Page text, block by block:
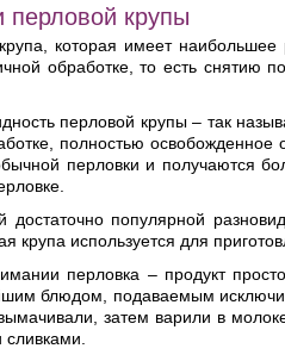
перловой крупы
которая имеет наибольшее
обработке, то есть снятию
перловой крупы – так
полностью
перловки и получаются
популярной
крупа используется для
перловка – продукт
блюдом, подаваемым
затем варили в